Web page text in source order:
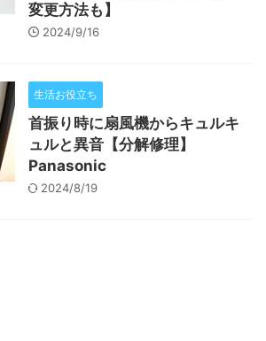
変更方法も】
2024/9/16
生活お役立ち
首振り時に扇風機からキュルキ
ュルと異音【分解修理】
Panasonic
2024/8/19